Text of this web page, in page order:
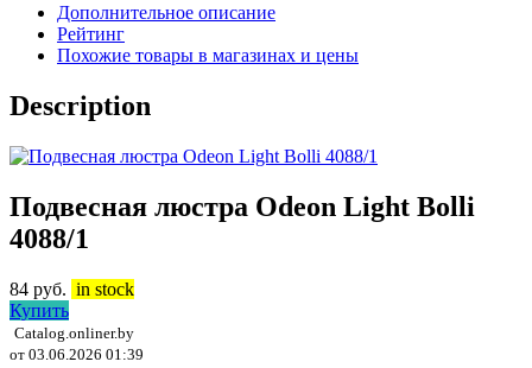
Дополнительное описание
Рейтинг
Похожие товары в магазинах и цены
Description
Подвесная люстра Odeon Light Bolli
4088/1
84 руб. in stock
Купить
Catalog.onliner.by
от 03.06.2026 01:39